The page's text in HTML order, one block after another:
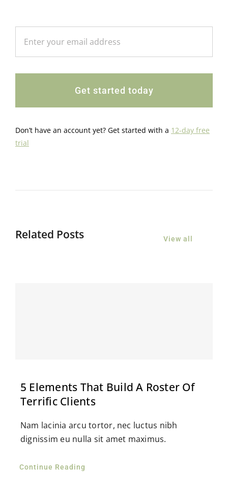
Get started today
Don’t have an account yet? Get started with a 12-day free
trial
Related Posts View all
5 Elements That Build A Roster Of
Terrific Clients
Nam lacinia arcu tortor, nec luctus nibh
dignissim eu nulla sit amet maximus.
Continue Reading